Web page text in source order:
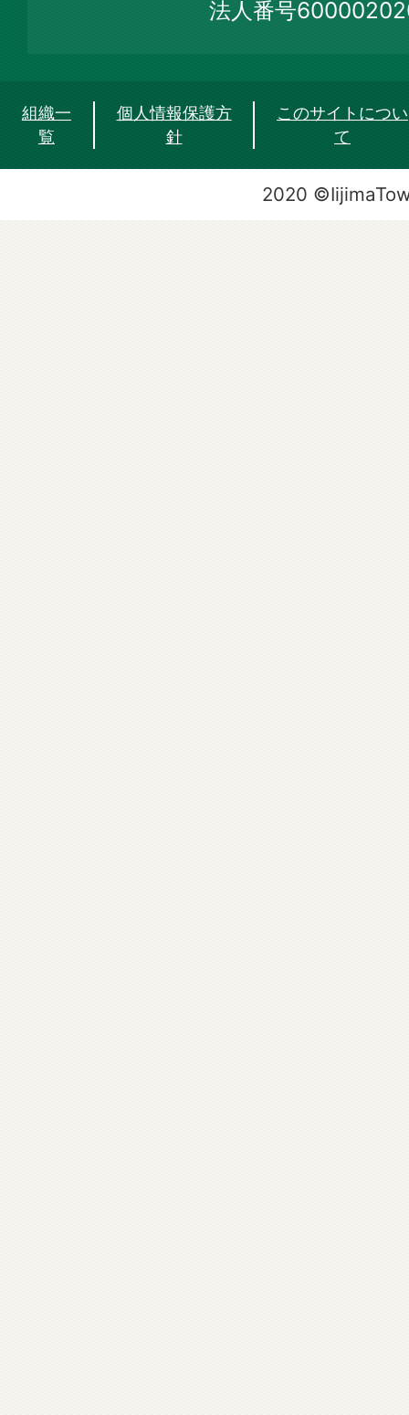
法人番号
組織一
覧
個人情報保護方
針
このサイトについ
て
2020